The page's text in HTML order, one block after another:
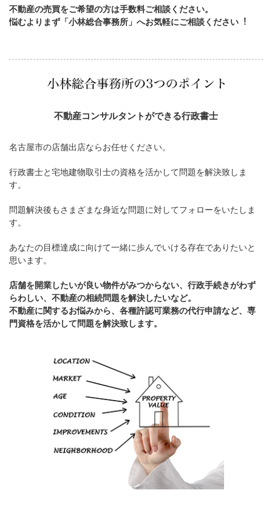
不動産の売買をご希望の方は手数料ご相談ください。
悩むよりまず「小林総合事務所」へお気軽にご相談ください︕
不動産コンサルタントができる行政書士
名古屋市の店舗出店ならお任せください。
行政書士と宅地建物取引士の資格を活かして問題を解決致しま
す。
問題解決後もさまざまな身近な問題に対してフォローをいたしま
す。
あなたの目標達成に向けて一緒に歩んでいける存在でありたいと
思います。
店舗を開業したいが良い物件がみつからない、行政手続きがわず
らわしい、不動産の相続問題を解決したいなど。
不動産に関するお悩みから、各種許認可業務の代行申請など、専
門資格を活かして問題を解決致します。